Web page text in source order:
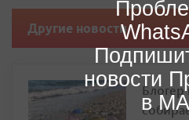
Другие новости
Блогер
новости
в